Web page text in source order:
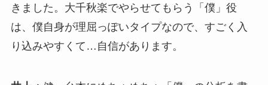
きました。大千秋楽でやらせてもらう「僕」役
は、僕自身が理屈っぽいタイプなので、すごく入
り込みやすくて…自信があります。